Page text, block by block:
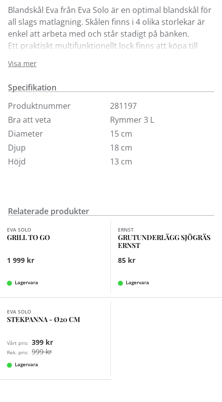
Blandskål Eva från Eva Solo är en optimal blandskål för
all slags matlagning. Skålen finns i 4 olika storlekar är
enkel att arbeta med och står stadigt på bänken.
Ett praktiskt multifunktionellt lock finns att köpa till
maskindisk och upp till 100⁰C. Plasten som skålen är
tillverkad av kan återanvändas. Se gärna locket till
skålenhär.
Blandskål Eva finns att köpa på Kungens Kurvabutikens
inredningsavdelning. Välkommen in!
Visa mer
Specifikation
Produktnummer
281197
Bra att veta
Rymmer 3 L
Diameter
15 cm
Djup
18 cm
Höjd
13 cm
Relaterade produkter
EVA SOLO
GRILL TO GO
1 999 kr
Lagervara
ERNST
GRUTUNDERLÄGG SJÖGRÄS
ERNST
85 kr
Lagervara
EVA SOLO
STEKPANNA - Ø20 CM
Vårt pris: 399 kr
Rek. pris: 999 kr
Lagervara